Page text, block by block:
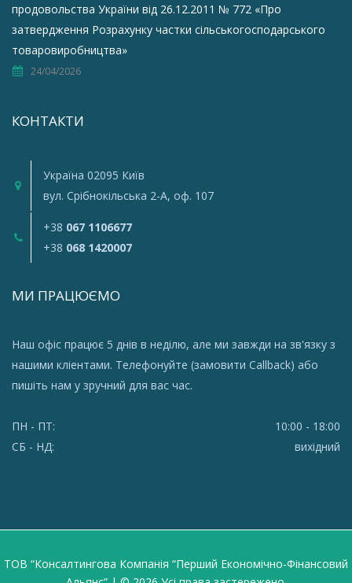
продовольства України від 26.12.2011 № 772 «Про
затвердження Розрахунку частки сільськогосподарського
товаровиробництва»
24/04/2026
КОНТАКТИ
Україна 02095 Київ
вул. Срiбнокiльська 2-A, оф. 107
+38 067 1106677
+38 068 1420007
МИ ПРАЦЮЄМО
Наш офіс працює 5 днів в неділю, але ми завжди на зв'язку з
нашими кліентами. Телефонуйте (замовити Callback) або
пишіть нам у зручний для вас час.
ПН - ПТ:
10:00 - 18:00
СБ - НД:
вихідний
ТОВ “Консалтингова Компанiя “Перший Eкономiчно-Фiнансовий